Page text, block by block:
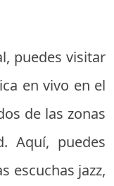
puedes visitar
en vivo en el
de las zonas
Aquí, puedes
escuchas jazz,